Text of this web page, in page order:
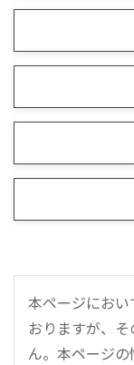
本ページにお
おりますが、
ん。本ページ